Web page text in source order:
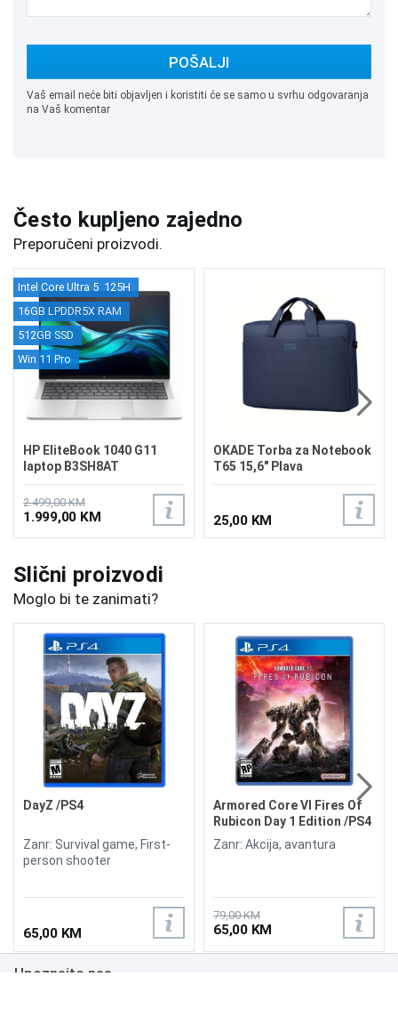
POŠALJI
Vaš email neće biti objavljen i koristiti će se samo u svrhu odgovaranja
na Vaš komentar
Često kupljeno zajedno
Preporučeni proizvodi.
Intel Core Ultra 5 125H
16GB LPDDR5X RAM
512GB SSD
Win 11 Pro
HP EliteBook 1040 G11
laptop B3SH8AT
2.499,00 KM
1.999,00 KM
OKADE Torba za Notebook
T65 15,6" Plava
25,00 KM
Slični proizvodi
Moglo bi te zanimati?
DayZ /PS4
Zanr: Survival game, First-
person shooter
65,00 KM
Armored Core VI Fires Of
Rubicon Day 1 Edition /PS4
Zanr: Akcija, avantura
79,00 KM
65,00 KM
Upoznajte nas